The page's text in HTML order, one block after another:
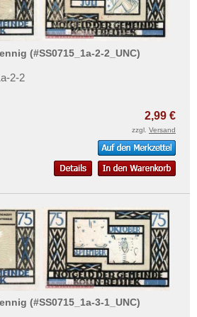
(#SS0715_1a-2-2_UNC)
2-2
2,99 €
zzgl. Versand
(#SS0715_1a-3-1_UNC)